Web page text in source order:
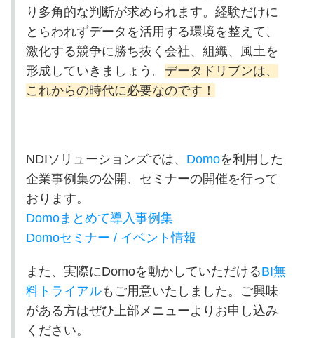
り多角的な判断が求められます。経験だけに
とらわれずデータを活用する環境を整えて、
激化する競争に勝ち抜く会社、組織、風土を
形成していきましょう。 データドリブンは、
これからの時代に必要なのです！
NDIソリューションズでは、 Domoを利用した
企業事例集の公開、セミナーの開催を行って
おります。
Domoまとめて導入事例集
Domoセミナー / イベント情報
また、実際にDomoを動かしていただけるBI無
料トライアルもご用意いたしました。ご興味
がある方はぜひ上部メニューよりお申し込み
ください。